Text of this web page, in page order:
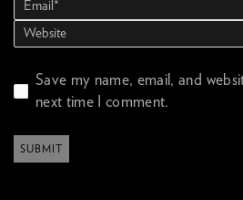
Save my name, email, and
next time I comment.